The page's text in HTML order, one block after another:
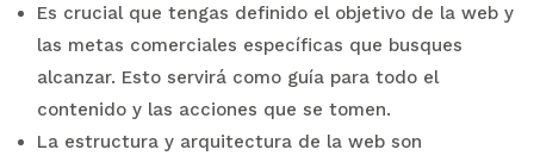
Es crucial que tengas definido el objetivo de la web y
las metas comerciales específicas que busques
alcanzar. Esto servirá como guía para todo el
contenido y las acciones que se tomen.
La estructura y arquitectura de la web son